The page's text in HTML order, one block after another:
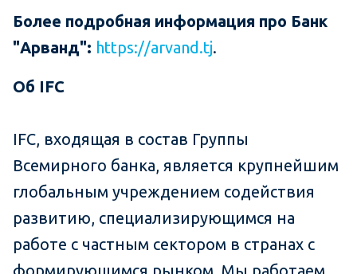
Более подробная информация про Банк
"Арванд": https://arvand.tj.
Об IFC
IFC, входящая в состав Группы
Всемирного банка, является крупнейшим
глобальным учреждением содействия
развитию, специализирующимся на
работе с частным сектором в странах с